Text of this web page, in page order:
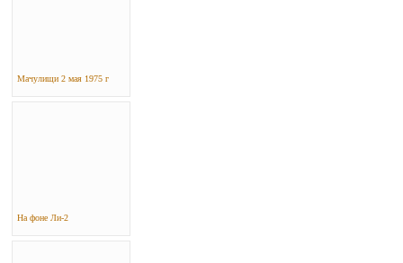
Мачулищи 2 мая 1975 г
На фоне Ли-2